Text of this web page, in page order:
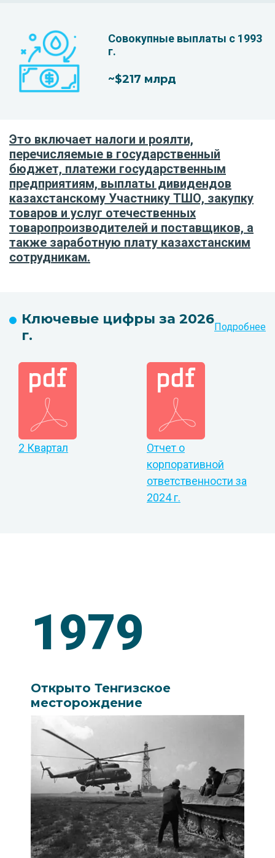
Совокупные выплаты с 1993
г.
~$217 млрд
Это включает налоги и роялти,
перечисляемые в государственный
бюджет, платежи государственным
предприятиям, выплаты дивидендов
казахстанскому Участнику ТШО, закупку
товаров и услуг отечественных
товаропроизводителей и поставщиков, а
также заработную плату казахстанским
сотрудникам.
Ключевые цифры за 2026
г.
Подробнее
2 Квартал
Отчет о
корпоративной
ответственности за
2024 г.
1979
Открыто Тенгизское
месторождение